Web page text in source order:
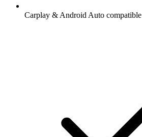
Carplay & Android Auto compatible